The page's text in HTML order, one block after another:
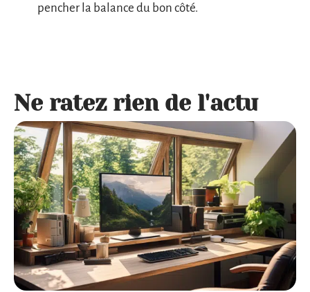
pencher la balance du bon côté.
Ne ratez rien de l'actu